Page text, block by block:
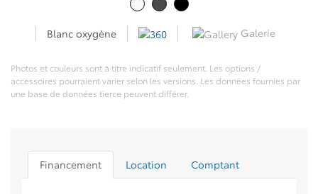
Blanc oxygène Galerie
Photos et couleurs sont à titre indicatif seulement. Les options /
accessoires pourraient varier selon les versions. Les données fournies par
une base de données tierce peuvent différer.
Financement Location Comptant